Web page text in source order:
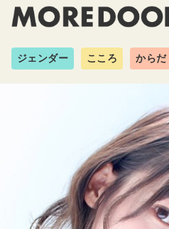
ジェンダー こころ からだ